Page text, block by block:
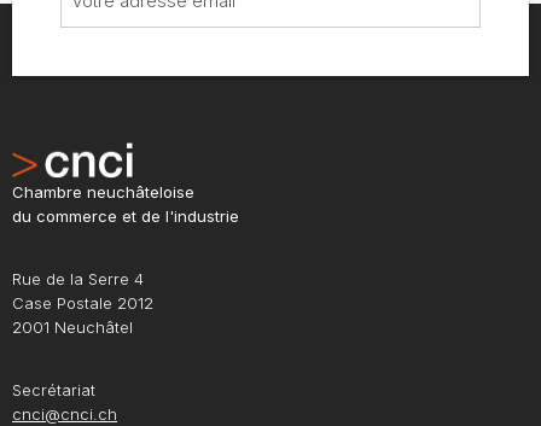
Chambre neuchâteloise
du commerce et de l'industrie
Rue de la Serre 4
Case Postale 2012
2001 Neuchâtel
Secrétariat
cnci@cnci.ch